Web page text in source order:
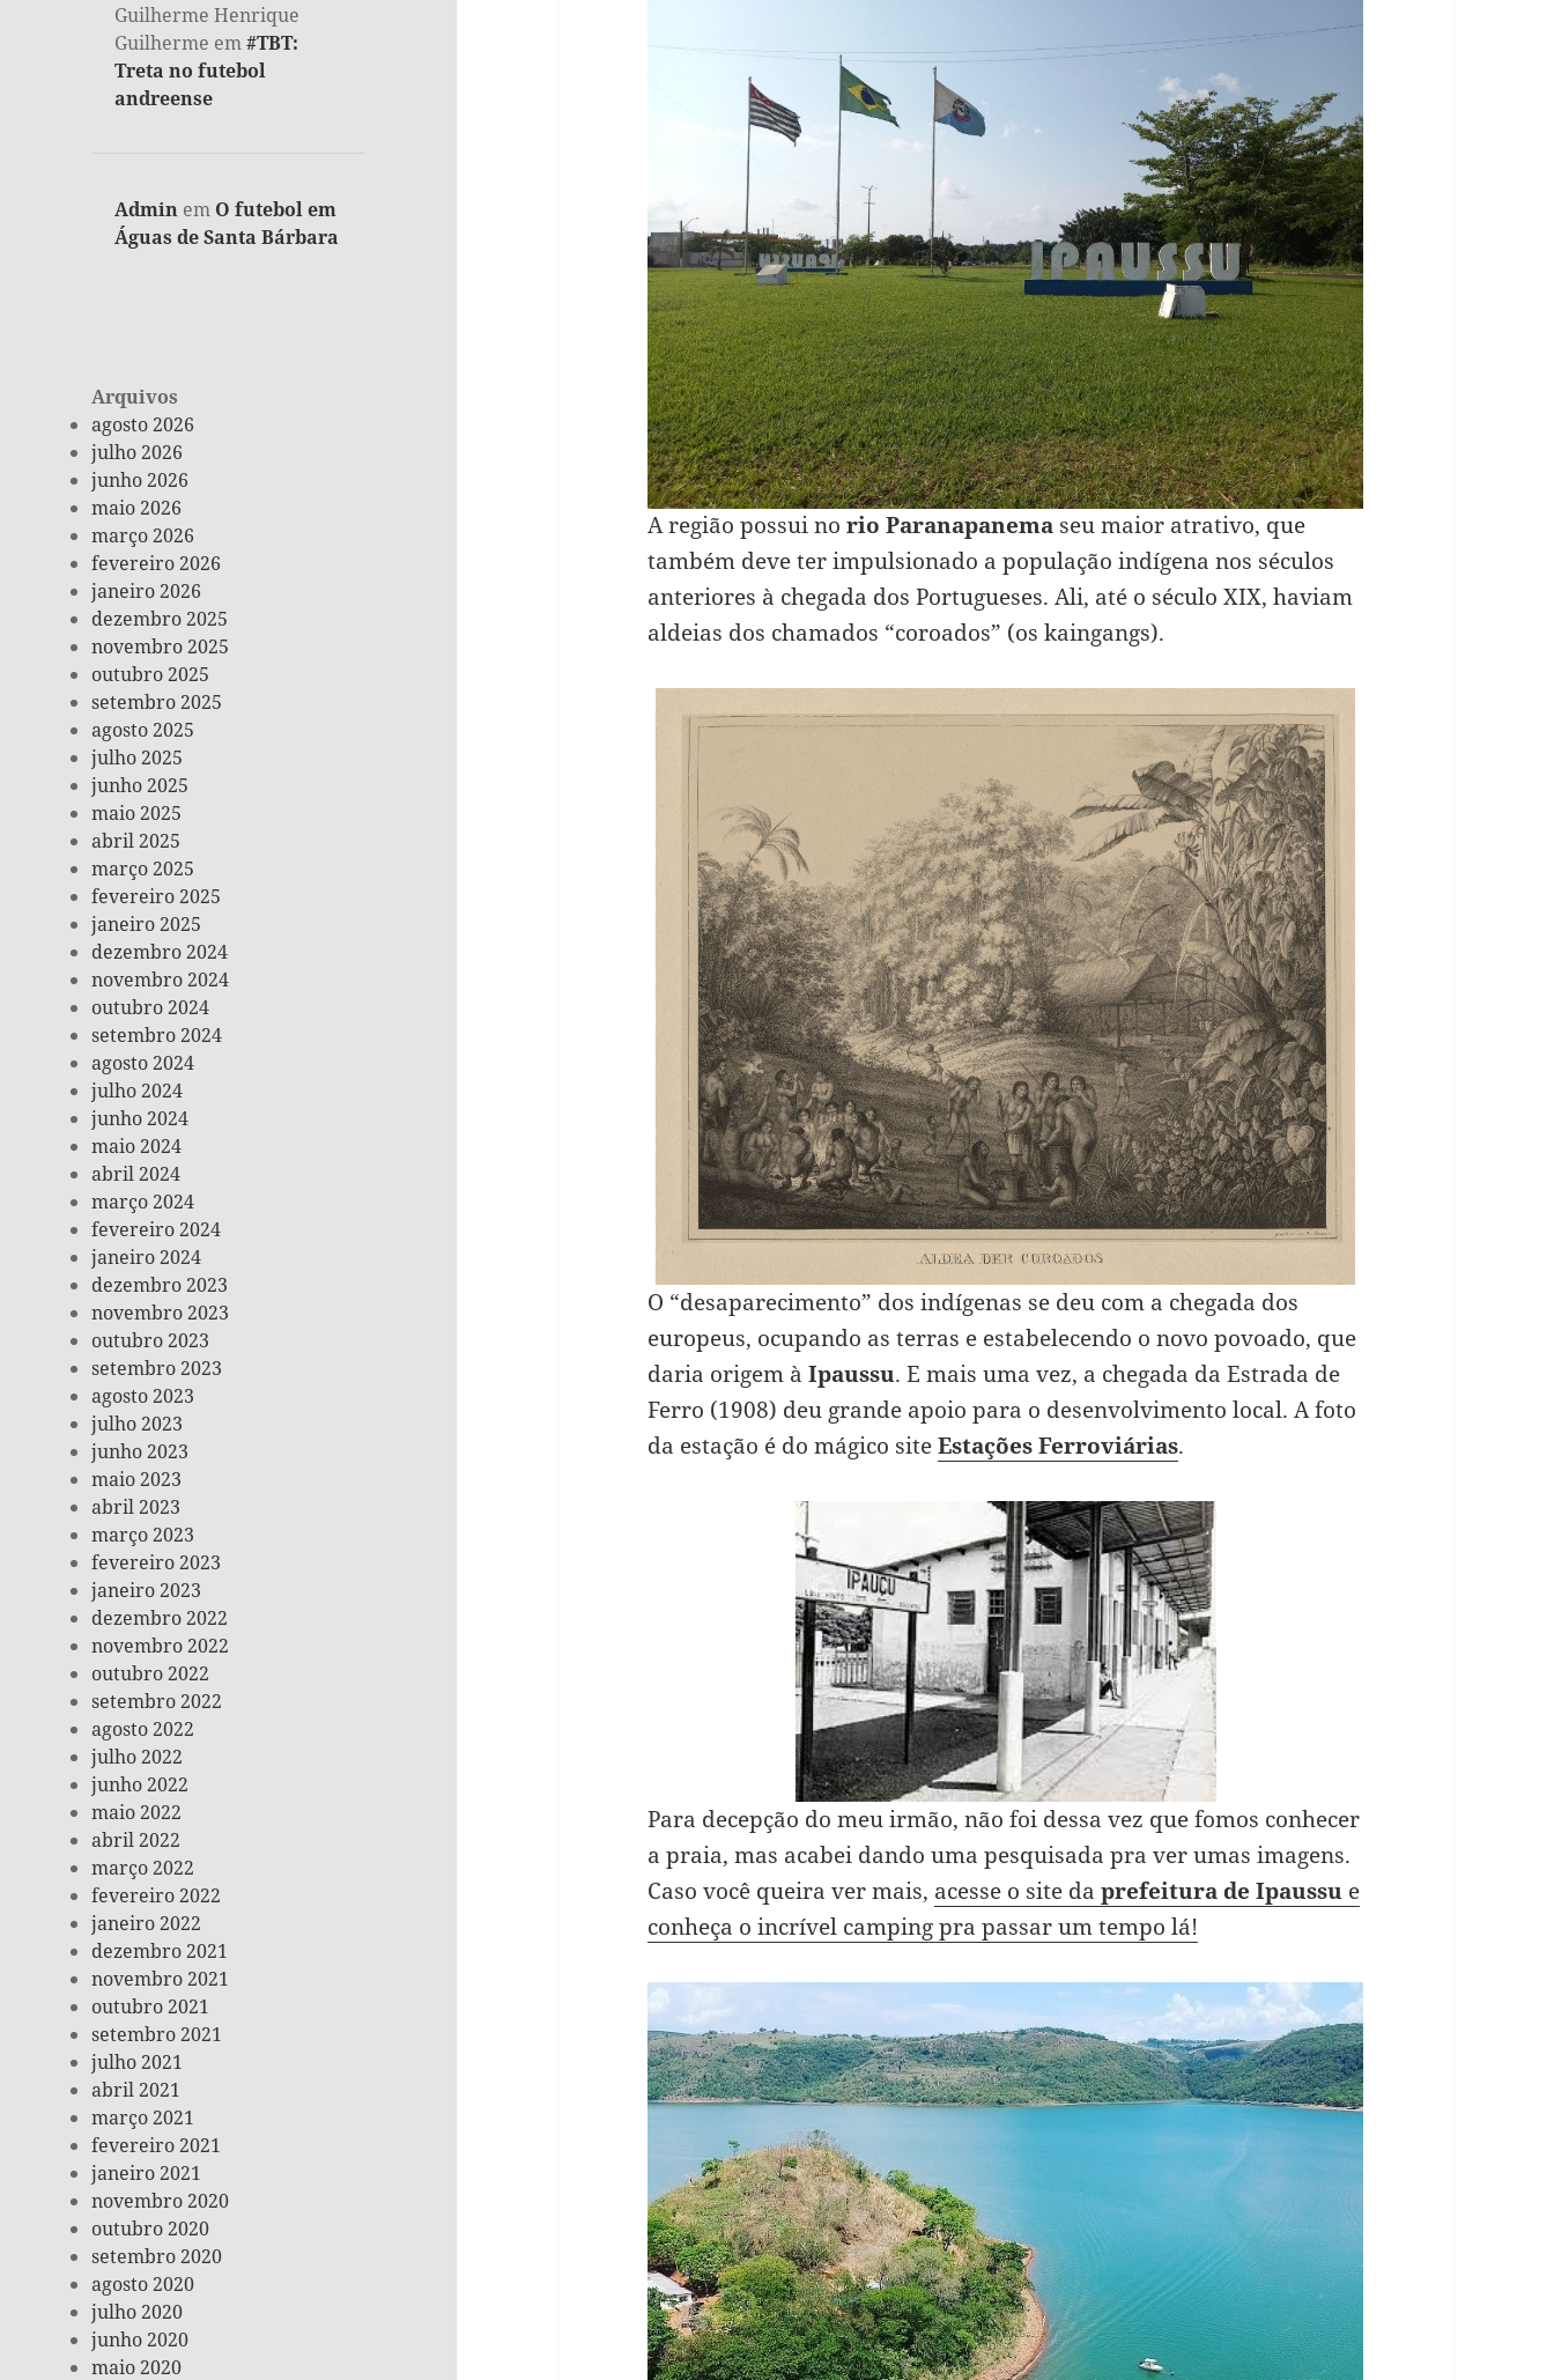
Guilherme Henrique
Guilherme em#TBT:
Treta no futebol
andreense
Admin em O futebol em
Águas de Santa Bárbara
Arquivos
agosto 2026
julho 2026
junho 2026
maio 2026
março 2026
fevereiro 2026
janeiro 2026
dezembro 2025
novembro 2025
outubro 2025
setembro 2025
agosto 2025
julho 2025
junho 2025
maio 2025
abril 2025
março 2025
fevereiro 2025
janeiro 2025
dezembro 2024
novembro 2024
outubro 2024
setembro 2024
agosto 2024
julho 2024
junho 2024
maio 2024
abril 2024
março 2024
fevereiro 2024
janeiro 2024
dezembro 2023
novembro 2023
outubro 2023
setembro 2023
agosto 2023
julho 2023
junho 2023
maio 2023
abril 2023
março 2023
fevereiro 2023
janeiro 2023
dezembro 2022
novembro 2022
outubro 2022
setembro 2022
agosto 2022
julho 2022
junho 2022
maio 2022
abril 2022
março 2022
fevereiro 2022
janeiro 2022
dezembro 2021
novembro 2021
outubro 2021
setembro 2021
julho 2021
abril 2021
março 2021
fevereiro 2021
janeiro 2021
novembro 2020
outubro 2020
setembro 2020
agosto 2020
julho 2020
junho 2020
maio 2020
A região possui norio Paranapanema seu maior atrativo, que
também deve ter impulsionado a população indígena nos séculos
anteriores à chegada dos Portugueses. Ali, até o século XIX, haviam
aldeias dos chamados “coroados” (os kaingangs).
O “desaparecimento” dos indígenas se deu com a chegada dos
europeus, ocupando as terras e estabelecendo o novo povoado, que
daria origem àIpaussu. E mais uma vez, a chegada da Estrada de
Ferro (1908) deu grande apoio para o desenvolvimento local. A foto
da estação é do mágico siteEstações Ferroviárias.
Para decepção do meu irmão, não foi dessa vez que fomos conhecer
a praia, mas acabei dando uma pesquisada pra ver umas imagens.
Caso você queira ver mais, acesse o site daprefeitura de Ipaussu e
conheça o incrível camping pra passar um tempo lá!